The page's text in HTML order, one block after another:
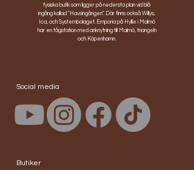
fysiska butik som ligger på nedersta plan vid blå
ingång kallad "Havsingången". Där finns också Willys,
Ica, och Systembolaget. Emporia på Hyllie i Malmö
har en tågstation med anknytning till Malmö, triangeln
och Köpenhamn.
Social media
Butiker